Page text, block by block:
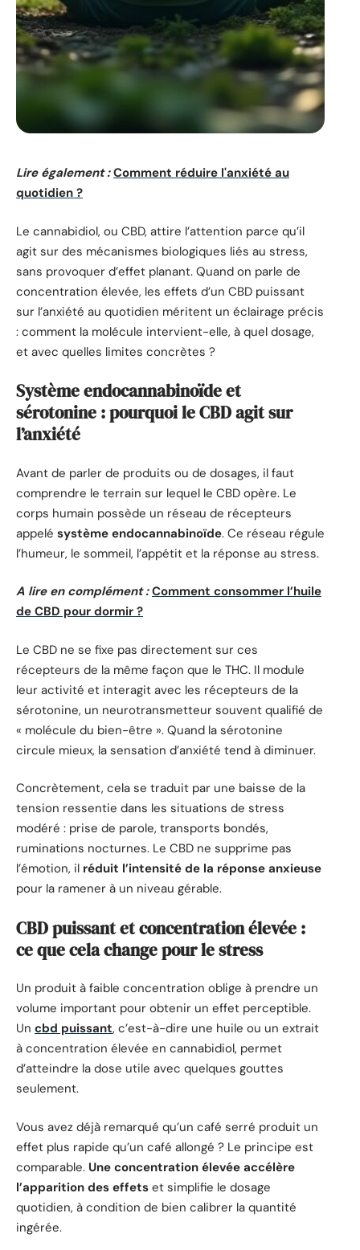
Lire également : Comment réduire l'anxiété au
quotidien ?
Le cannabidiol, ou CBD, attire l’attention parce qu’il
agit sur des mécanismes biologiques liés au stress,
sans provoquer d’effet planant. Quand on parle de
concentration élevée, les effets d’un CBD puissant
sur l’anxiété au quotidien méritent un éclairage précis
: comment la molécule intervient-elle, à quel dosage,
et avec quelles limites concrètes ?
Système endocannabinoïde et
sérotonine : pourquoi le CBD agit sur
l’anxiété
Avant de parler de produits ou de dosages, il faut
comprendre le terrain sur lequel le CBD opère. Le
corps humain possède un réseau de récepteurs
appelé système endocannabinoïde. Ce réseau régule
l’humeur, le sommeil, l’appétit et la réponse au stress.
A lire en complément : Comment consommer l’huile
de CBD pour dormir ?
Le CBD ne se fixe pas directement sur ces
récepteurs de la même façon que le THC. Il module
leur activité et interagit avec les récepteurs de la
sérotonine, un neurotransmetteur souvent qualifié de
« molécule du bien-être ». Quand la sérotonine
circule mieux, la sensation d’anxiété tend à diminuer.
Concrètement, cela se traduit par une baisse de la
tension ressentie dans les situations de stress
modéré : prise de parole, transports bondés,
ruminations nocturnes. Le CBD ne supprime pas
l’émotion, il réduit l’intensité de la réponse anxieuse
pour la ramener à un niveau gérable.
CBD puissant et concentration élevée :
ce que cela change pour le stress
Un produit à faible concentration oblige à prendre un
volume important pour obtenir un effet perceptible.
Un cbd puissant, c’est-à-dire une huile ou un extrait
à concentration élevée en cannabidiol, permet
d’atteindre la dose utile avec quelques gouttes
seulement.
Vous avez déjà remarqué qu’un café serré produit un
effet plus rapide qu’un café allongé ? Le principe est
comparable. Une concentration élevée accélère
l’apparition des effets et simplifie le dosage
quotidien, à condition de bien calibrer la quantité
ingérée.